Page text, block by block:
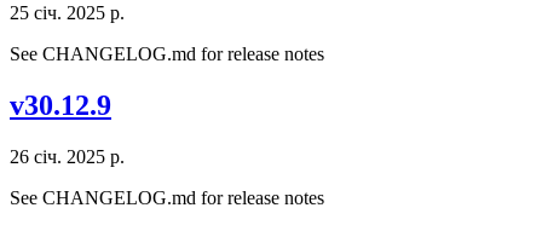
25 січ. 2025 р.
See CHANGELOG.md for release notes
v30.12.9
26 січ. 2025 р.
See CHANGELOG.md for release notes